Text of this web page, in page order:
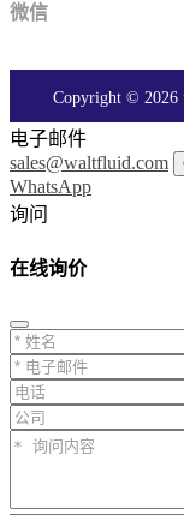
微信
Copyright © 2026
电子邮件
sales@waltfluid.com
WhatsApp
询问
在线询价